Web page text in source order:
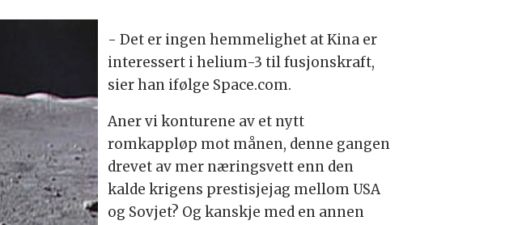
- Det er ingen hemmelighet at Kina er
interessert i helium-3 til fusjonskraft,
sier han ifølge Space.com.
Aner vi konturene av et nytt
romkappløp mot månen, denne gangen
drevet av mer næringsvett enn den
kalde krigens prestisjejag mellom USA
og Sovjet? Og kanskje med en annen